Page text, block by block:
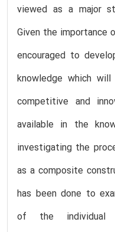
viewed as a major
Given the importance
encouraged to
knowledge which
competitive and
available in the
investigating the
as a composite
has been done to
of the individual